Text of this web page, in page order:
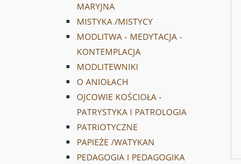
MARYJNA
MISTYKA /MISTYCY
MODLITWA - MEDYTACJA -
KONTEMPLACJA
MODLITEWNIKI
O ANIOŁACH
OJCOWIE KOŚCIOŁA -
PATRYSTYKA I PATROLOGIA
PATRIOTYCZNE
PAPIEŻE /WATYKAN
PEDAGOGIA I PEDAGOGIKA